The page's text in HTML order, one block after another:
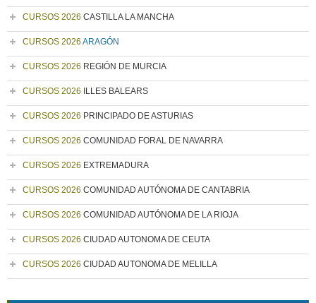
CURSOS 2026 CASTILLA LA MANCHA
CURSOS 2026 ARAGÓN
CURSOS 2026 REGIÓN DE MURCIA
CURSOS 2026 ILLES BALEARS
CURSOS 2026 PRINCIPADO DE ASTURIAS
CURSOS 2026 COMUNIDAD FORAL DE NAVARRA
CURSOS 2026 EXTREMADURA
CURSOS 2026 COMUNIDAD AUTÓNOMA DE CANTABRIA
CURSOS 2026 COMUNIDAD AUTÓNOMA DE LA RIOJA
CURSOS 2026 CIUDAD AUTONOMA DE CEUTA
CURSOS 2026 CIUDAD AUTONOMA DE MELILLA